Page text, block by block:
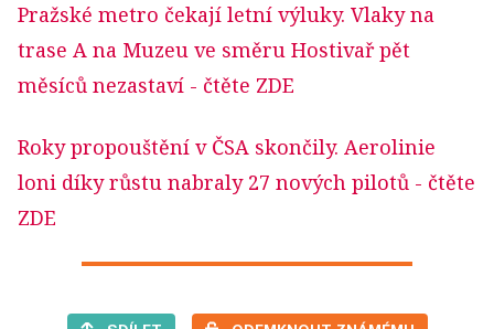
Pražské metro čekají letní výluky. Vlaky na
trase A na Muzeu ve směru Hostivař pět
měsíců nezastaví - čtěte ZDE
Roky propouštění v ČSA skončily. Aerolinie
loni díky růstu nabraly 27 nových pilotů - čtěte
ZDE